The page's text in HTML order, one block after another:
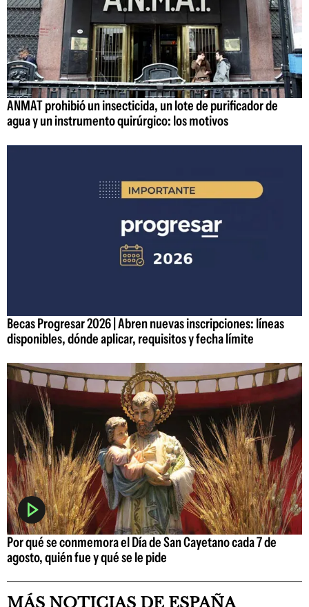
ANMAT prohibió un insecticida, un lote de purificador de
agua y un instrumento quirúrgico: los motivos
Becas Progresar 2026 | Abren nuevas inscripciones: líneas
disponibles, dónde aplicar, requisitos y fecha límite
Por qué se conmemora el Día de San Cayetano cada 7 de
agosto, quién fue y qué se le pide
MÁS NOTICIAS DE ESPAÑA